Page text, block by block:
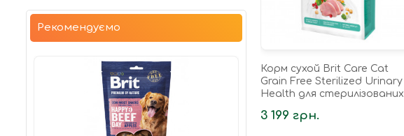
Рекомендуємо
Корм сухой Brit Care Cat
Grain Free Sterilized Urinary
Health для стерилізованих
сечостатевої...
3 199 грн.